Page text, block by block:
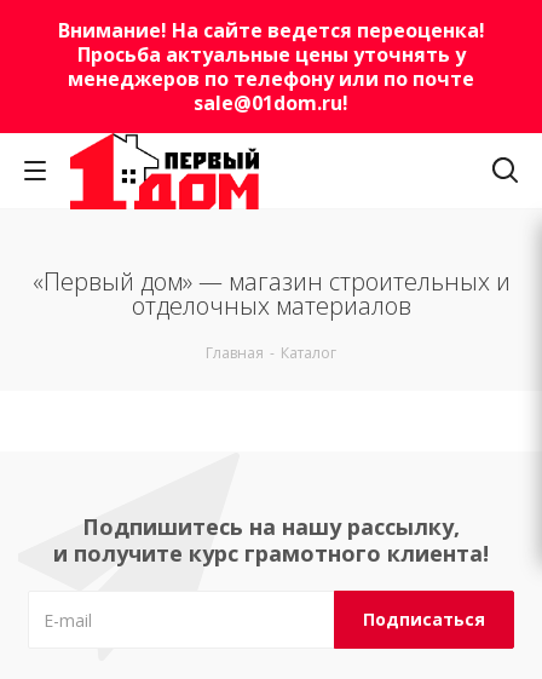
Внимание! На сайте ведется переоценка!
Просьба актуальные цены уточнять у
менеджеров по телефону или по почте
sale@01dom.ru!
«Первый дом» — магазин строительных и
отделочных материалов
Главная - Каталог
Подпишитесь на нашу рассылку,
и получите курс грамотного клиента!